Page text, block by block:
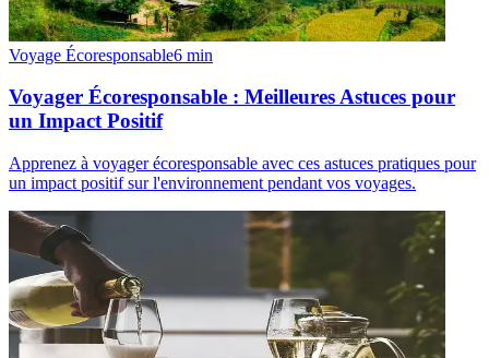
Voyage Écoresponsable6 min
Voyager Écoresponsable : Meilleures Astuces pour
un Impact Positif
Apprenez à voyager écoresponsable avec ces astuces pratiques pour
un impact positif sur l'environnement pendant vos voyages.